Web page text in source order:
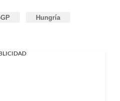
Hungría